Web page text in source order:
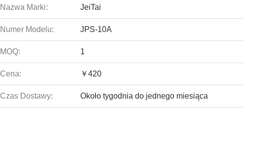
Nazwa Marki: JeiTai
Numer Modelu: JPS-10A
MOQ: 1
Cena: ￥420
Czas Dostawy: Około tygodnia do jednego miesiąca